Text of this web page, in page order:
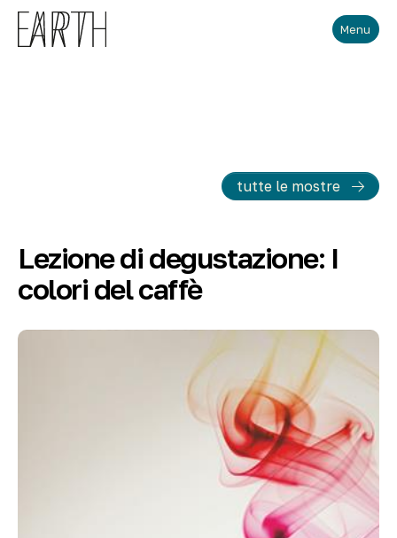
Skip to main content
Menu
Lezione di degustazione: I
colori del caffè
tutte le mostre